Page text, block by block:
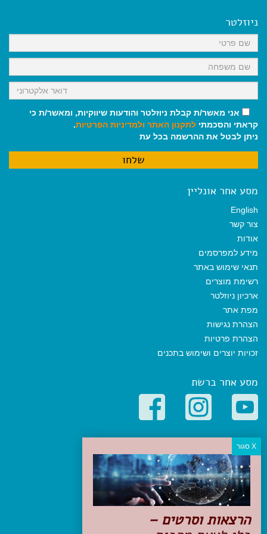
k
p
m
ניוזלטר
אני מאשר/ת קבלת ניוזלטר והודעות שיווקיות, ומאשר/ת כי
קראתי והסכמתי לתקנון האתר ולמדיניות הפרטיות.
ניתן לבטל את ההרשמה בכל עת
מסע אחר אונליין
English
צור קשר
אודות
מידע למפרסמים
תנאי שימוש באתר
רשימת מוצרים
ארכיון ניוזלטר
מפת אתר
הצהרת נגישות
הצהרת פרטיות
זכויות יוצרים ושימוש בתכנים
מסע אחר ברשת
קטגוריות פופולריות
יעדים
טיולים בישראל
מלונות בוטיק בישראל
טיפים והמלצות
הכנות לנסיעה
הרצאות וסרטים –